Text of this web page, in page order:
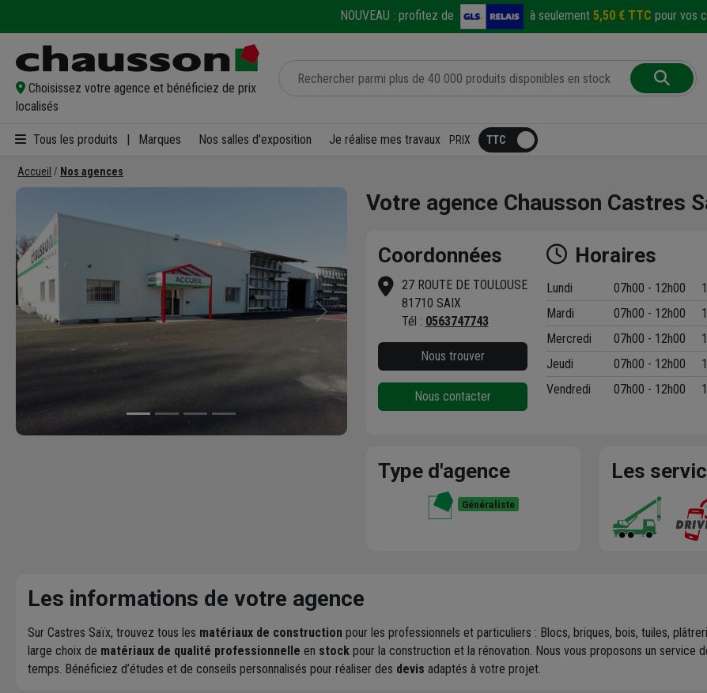
NOUVEAU : profitez de à seulement 5,50 € TTC pour vos
Choisissez votre agence et bénéficiez de prix
localisés
Tous les produits Marques Nos salles d'exposition Je réalise mes travaux PRIX
Accueil Nos agences
Précédent Suivant
Votre agence Chausson Castres
Coordonnées
27 ROUTE DE TOULOUSE
81710 SAIX
Tél : 0563747743
Nous trouver
Nous contacter
Horaires
Lundi 07h00 - 12h00
Mardi
07h00 - 12h00
Mercredi
07h00 - 12h00
Jeudi
07h00 - 12h00
Vendredi
07h00 - 12h00
Type d'agence
Généraliste
Les
Les informations de votre agence
Sur Castres Saïx, trouvez tous les matériaux de construction pour les professionnels et particuliers : Blocs, briques, bois, tuiles,
large choix de matériaux de qualité professionnelle en stock pour la construction et la rénovation. Nous vous proposons un service
temps. Bénéficiez d’études et de conseils personnalisés pour réaliser des devis adaptés à votre projet.